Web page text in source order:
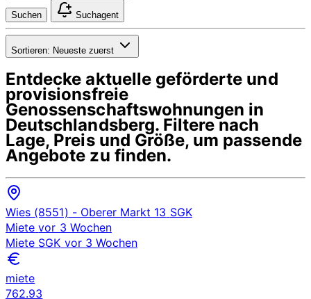
Suchen Suchagent
Sortieren: Neueste zuerst
Entdecke aktuelle geförderte und
provisionsfreie
Genossenschaftswohnungen in
Deutschlandsberg. Filtere nach
Lage, Preis und Größe, um passende
Angebote zu finden.
Wies (8551) - Oberer Markt 13 SGK
Miete vor 3 Wochen
Miete SGK vor 3 Wochen
miete
762.93